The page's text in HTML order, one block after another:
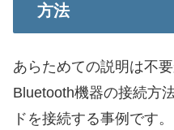
方法
あらためての説明は不
Bluetooth機器の接続方
ドを接続する事例です。